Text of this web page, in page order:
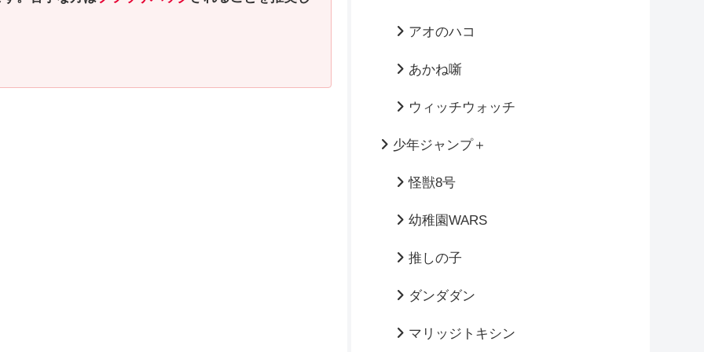
アオのハコ
あかね噺
ウィッチウォッチ
少年ジャンプ＋
怪獣8号
幼稚園WARS
推しの子
ダンダダン
マリッジトキシン